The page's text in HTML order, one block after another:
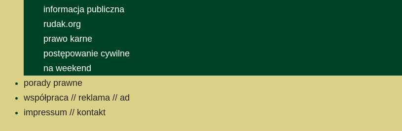
informacja publiczna
rudak.org
prawo karne
postępowanie cywilne
na weekend
porady prawne
współpraca // reklama // ad
impressum // kontakt